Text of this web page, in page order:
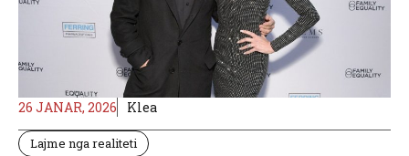
26 JANAR, 2026 Klea
Lajme nga realiteti